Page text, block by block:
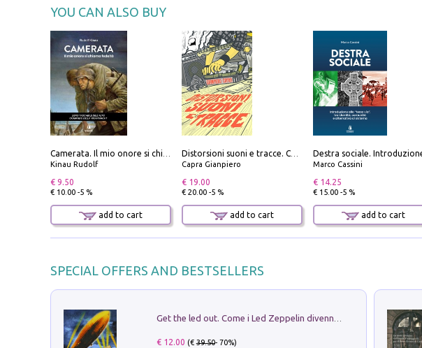
YOU CAN ALSO BUY
Kinau Rudolf
€ 9.50
€ 10.00 -5 %
add to cart
Capra Gianpiero
€ 19.00
€ 20.00 -5 %
add to cart
Marco Cassini
€ 14.25
€ 15.00 -5 %
add to cart
SPECIAL OFFERS AND BESTSELLERS
€ 12.00 (€39.50- 70%)